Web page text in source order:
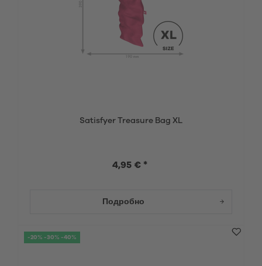
Satisfyer Treasure Bag XL
4,95 € *
Подробно
-20% -30% -40%